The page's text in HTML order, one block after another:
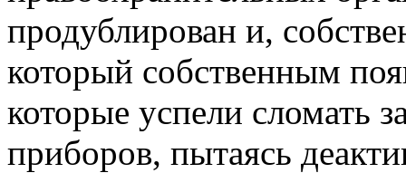
продублирован и,
который собственным
которые успели сломать
приборов, пытаясь